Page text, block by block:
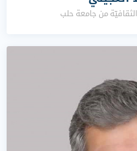
من جامعة حلب